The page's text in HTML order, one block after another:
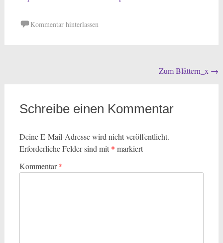
Kommentar hinterlassen
Zum Blättern_x →
Schreibe einen Kommentar
Deine E-Mail-Adresse wird nicht veröffentlicht.
Erforderliche Felder sind mit * markiert
Kommentar*